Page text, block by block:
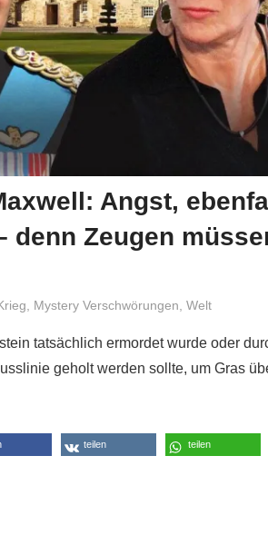
Angst,
denn Zeugen
, Mystery Verschwörungen, Welt
tatsächlich ermordet wurde oder
geholt werden sollte, um Gras
teilen teilen